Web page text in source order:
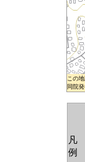
この
同院
凡
例